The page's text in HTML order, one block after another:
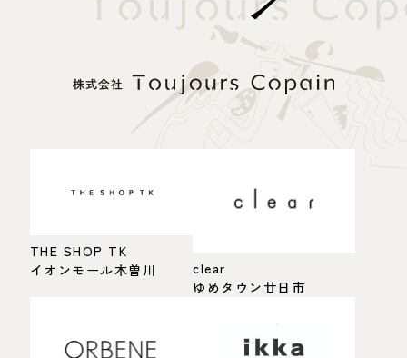
THE SHOP TK
イオンモール木曽川
clear
ゆめタウン廿日市